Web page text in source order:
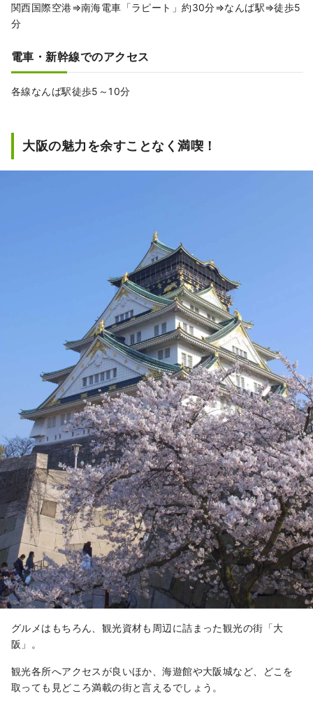
関西国際空港⇒南海電車「ラピート」約30分⇒なんば駅⇒徒歩5
分
電車・新幹線でのアクセス
各線なんば駅徒歩5～10分
大阪の魅力を余すことなく満喫！
グルメはもちろん、観光資材も周辺に詰まった観光の街「大
阪」。
観光各所へアクセスが良いほか、海遊館や大阪城など、どこを
取っても見どころ満載の街と言えるでしょう。